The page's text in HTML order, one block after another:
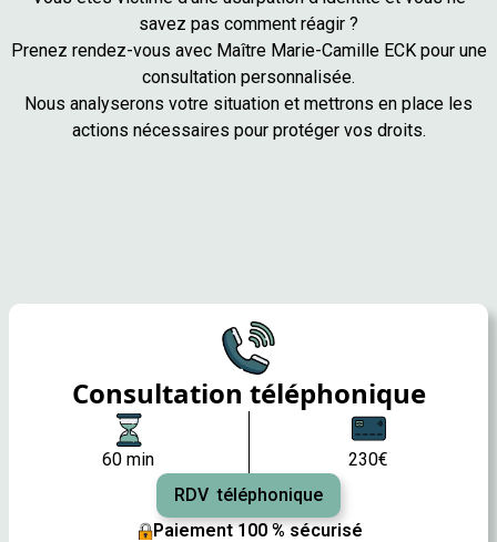
savez pas comment réagir ?
Prenez rendez-vous avec Maître Marie-Camille ECK pour une
consultation personnalisée.
Nous analyserons votre situation et mettrons en place les
actions nécessaires pour protéger vos droits.
Consultation téléphonique
60 min
230€
RDV téléphonique
Paiement 100 % sécurisé